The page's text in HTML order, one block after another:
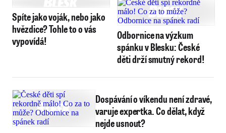
Spíte jako voják, nebo jako
hvězdice? Tohle to o vás
vypovídá!
Odbornice na výzkum
spánku v Blesku: České
děti drží smutný rekord!
Dospávání o víkendu není zdravé,
varuje expertka. Co dělat, když
nejde usnout?